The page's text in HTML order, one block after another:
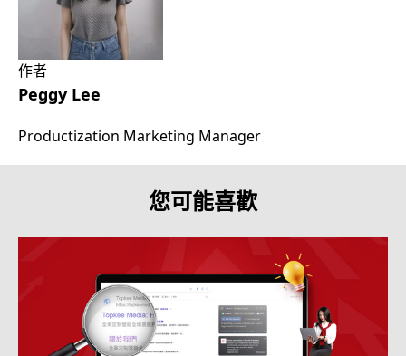
作者
Peggy Lee
Productization Marketing Manager
您可能喜歡